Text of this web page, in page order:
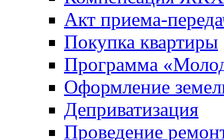
Акт приема-
Покупка квартиры
Программа
Оформление
Деприватизация
Проведение